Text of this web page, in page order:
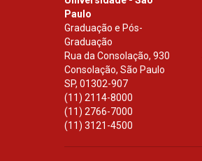
Paulo
Graduação e Pós-
Graduação
Rua da Consolação, 930
Consolação, São Paulo
SP, 01302-907
(11) 2114-8000
(11) 2766-7000
(11) 3121-4500